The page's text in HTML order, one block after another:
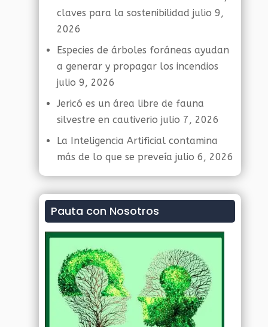
claves para la sostenibilidad julio 9,
2026
Especies de árboles foráneas ayudan
a generar y propagar los incendios
julio 9, 2026
Jericó es un área libre de fauna
silvestre en cautiverio julio 7, 2026
La Inteligencia Artificial contamina
más de lo que se preveía julio 6, 2026
Pauta con Nosotros